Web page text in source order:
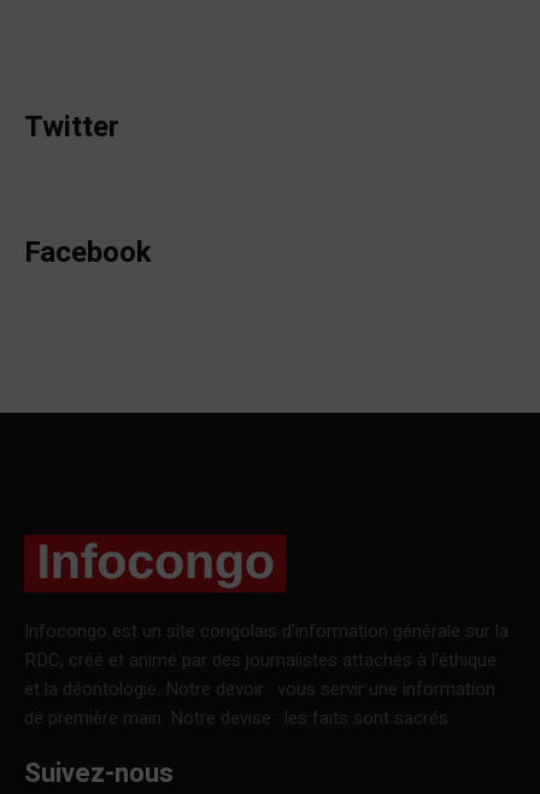
Twitter
Facebook
Infocongo est un site congolais d’information générale sur la
RDC, créé et animé par des journalistes attachés à l’éthique
et la déontologie. Notre devoir : vous servir une information
de première main. Notre devise : les faits sont sacrés.
Suivez-nous